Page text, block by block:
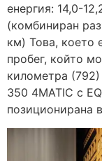
енергия: 14,0-
(комбиниран
км) Това, което
пробег, който
километра
350 4MATIC с
позиционирана